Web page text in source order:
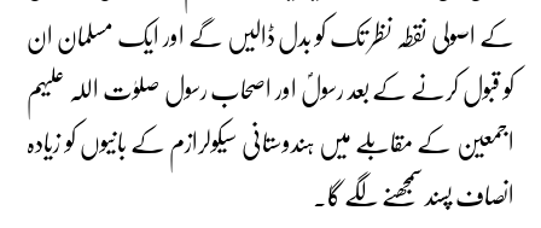
کے اصولی نقطہ نظر تک کو بدل ڈالیں گے اور ایک مسلمان ان
کو قبول کرنے کے بعد رسولؐ اور اصحاب رسول صلوٰت اللہ علیہم
اجمعین کے مقابلے میں ہندوستانی سیکولرازم کے بانیوں کو زیادہ
انصاف پسند سمجھنے لگے گا۔